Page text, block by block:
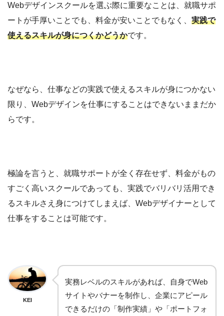
Webデザインスクールを選ぶ際に重要なことは、就職サポ
ートが手厚いことでも、料金が安いことでもなく、 実践で
使えるスキルが身につくかどうかです。
なぜなら、仕事などの実践で使えるスキルが身につかない
限り、Webデザインを仕事にすることはできないままだか
らです。
極論を言うと、就職サポートが全く存在せず、料金がもの
すごく高いスクールであっても、実践でバリバリ活用でき
るスキルさえ身につけてしまえば、Webデザイナーとして
仕事をすることは可能です。
KEI
実務レベルのスキルがあれば、自身でWeb
サイトやバナーを制作し、企業にアピール
できるだけの「制作実績」や「ポートフォ